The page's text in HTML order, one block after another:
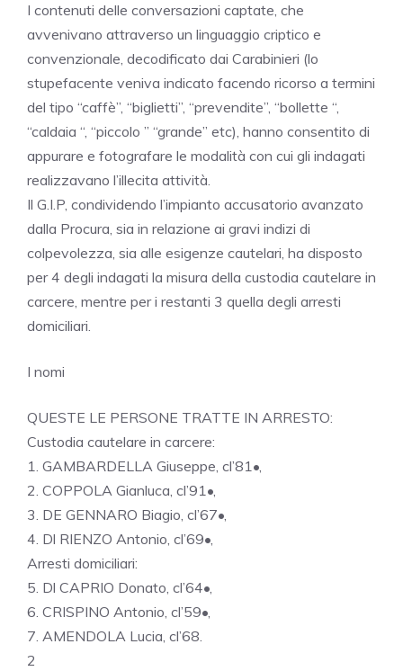
I contenuti delle conversazioni captate, che
avvenivano attraverso un linguaggio criptico e
convenzionale, decodificato dai Carabinieri (lo
stupefacente veniva indicato facendo ricorso a termini
del tipo “caffè”, “biglietti”, “prevendite”, “bollette “,
“caldaia “, “piccolo ” “grande” etc), hanno consentito di
appurare e fotografare le modalità con cui gli indagati
realizzavano l’illecita attività.
Il G.I.P, condividendo l’impianto accusatorio avanzato
dalla Procura, sia in relazione ai gravi indizi di
colpevolezza, sia alle esigenze cautelari, ha disposto
per 4 degli indagati la misura della custodia cautelare in
carcere, mentre per i restanti 3 quella degli arresti
domiciliari.
I nomi
QUESTE LE PERSONE TRATTE IN ARRESTO:
Custodia cautelare in carcere:
1. GAMBARDELLA Giuseppe, cl’81•,
2. COPPOLA Gianluca, cl’91•,
3. DE GENNARO Biagio, cl’67•,
4. Dl RIENZO Antonio, cl’69•,
Arresti domiciliari:
5. Dl CAPRIO Donato, cl’64•,
6. CRISPINO Antonio, cl’59•,
7. AMENDOLA Lucia, cl’68.
2